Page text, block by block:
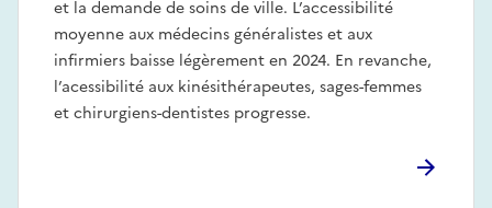
et la demande de soins de ville. L’accessibilité
moyenne aux médecins généralistes et aux
infirmiers baisse légèrement en 2024. En revanche,
l’acessibilité aux kinésithérapeutes, sages-femmes
et chirurgiens-dentistes progresse.